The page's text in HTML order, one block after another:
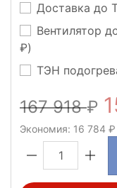
Доставка до
Вентилятор
)
ТЭН
167 918
Экономия: 16 784